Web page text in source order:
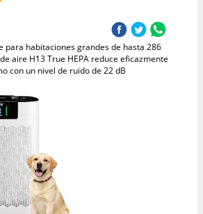
para habitaciones grandes de hasta 286
aire H13 True HEPA reduce eficazmente
con un nivel de ruido de 22 dB